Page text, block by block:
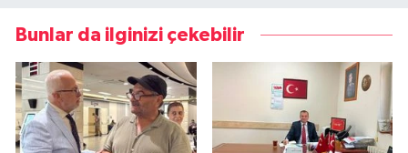
Bunlar da ilginizi çekebilir